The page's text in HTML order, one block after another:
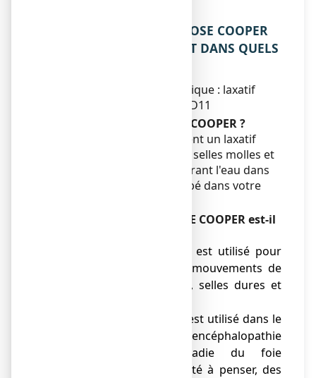
1. QU’EST-CE QUE LACTULOSE COOPER
66,5%, solution buvable ET DANS QUELS
Classe pharmacothérapeutique : laxatif
osmotique - code ATC : A06D11
COOPER ?
LACTULOSE COOPER contient un laxatif
appelé lactulose. Il rend les selles molles et
plus faciles à passer, en attirant l'eau dans
l'intestin. Il n'est pas absorbé dans votre
Dans quels cas LACTULOSE COOPER est-il
● LACTULOSE COOPER est utilisé pour
traiter la constipation (mouvements de
l’intestin peu fréquents, selles dures et
● LACTULOSE COOPER est utilisé dans le
traitement de l'encéphalopathie
hépatique (une maladie du foie
provoquant une difficulté à penser, des